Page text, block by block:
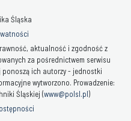
Śląska
aktualność i zgodność z
za pośrednictwem serwisu
ich autorzy - jednostki
wytworzono. Prowadzenie:
Śląskiej (www@polsl.pl)